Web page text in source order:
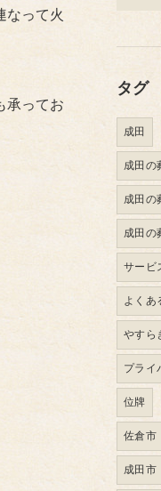
なって火
承ってお
タグ
成田
成田の
成田の
成田の
サービ
よくあ
やすら
プライ
位牌
佐倉市
成田市